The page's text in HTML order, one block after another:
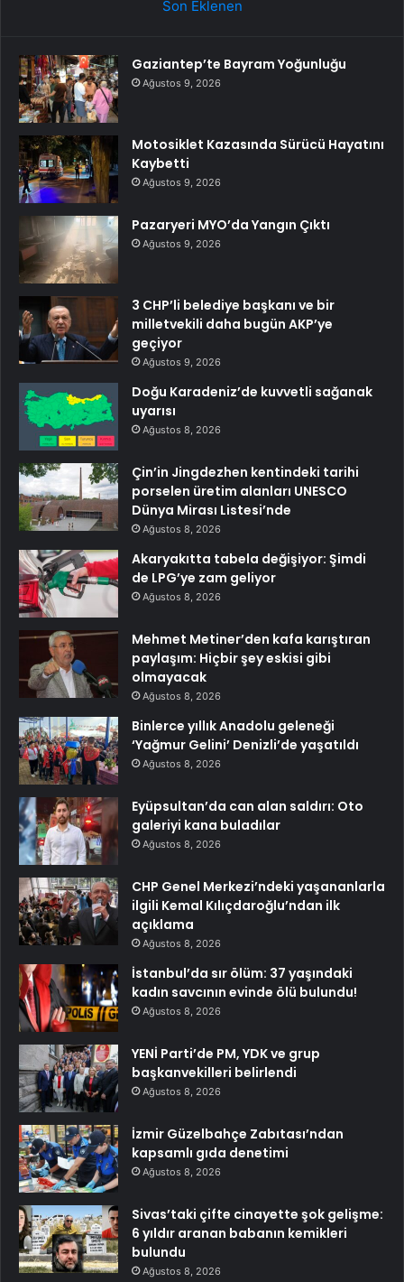
Son Eklenen
Gaziantep’te Bayram Yoğunluğu
Ağustos 9, 2026
Motosiklet Kazasında Sürücü Hayatını
Kaybetti
Ağustos 9, 2026
Pazaryeri MYO’da Yangın Çıktı
Ağustos 9, 2026
3 CHP’li belediye başkanı ve bir
milletvekili daha bugün AKP’ye
geçiyor
Ağustos 9, 2026
Doğu Karadeniz’de kuvvetli sağanak
uyarısı
Ağustos 8, 2026
Çin’in Jingdezhen kentindeki tarihi
porselen üretim alanları UNESCO
Dünya Mirası Listesi’nde
Ağustos 8, 2026
Akaryakıtta tabela değişiyor: Şimdi
de LPG’ye zam geliyor
Ağustos 8, 2026
Mehmet Metiner’den kafa karıştıran
paylaşım: Hiçbir şey eskisi gibi
olmayacak
Ağustos 8, 2026
Binlerce yıllık Anadolu geleneği
‘Yağmur Gelini’ Denizli’de yaşatıldı
Ağustos 8, 2026
Eyüpsultan’da can alan saldırı: Oto
galeriyi kana buladılar
Ağustos 8, 2026
CHP Genel Merkezi’ndeki yaşananlarla
ilgili Kemal Kılıçdaroğlu’ndan ilk
açıklama
Ağustos 8, 2026
İstanbul’da sır ölüm: 37 yaşındaki
kadın savcının evinde ölü bulundu!
Ağustos 8, 2026
YENİ Parti’de PM, YDK ve grup
başkanvekilleri belirlendi
Ağustos 8, 2026
İzmir Güzelbahçe Zabıtası’ndan
kapsamlı gıda denetimi
Ağustos 8, 2026
Sivas’taki çifte cinayette şok gelişme:
6 yıldır aranan babanın kemikleri
bulundu
Ağustos 8, 2026